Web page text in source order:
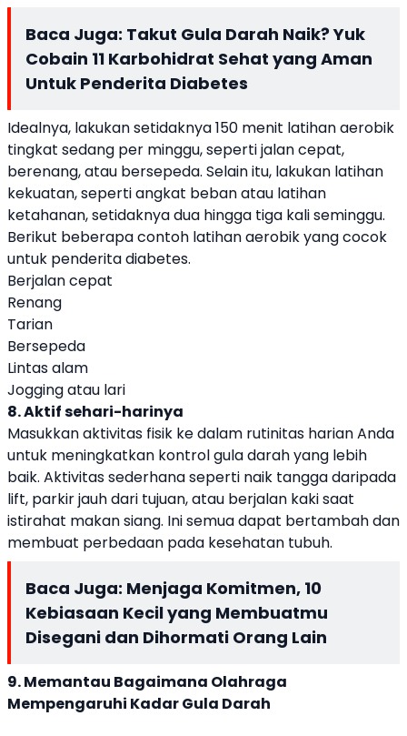
Baca Juga: Takut Gula Darah Naik? Yuk
Cobain 11 Karbohidrat Sehat yang Aman
Untuk Penderita Diabetes
Idealnya, lakukan setidaknya 150 menit latihan aerobik
tingkat sedang per minggu, seperti jalan cepat,
berenang, atau bersepeda. Selain itu, lakukan latihan
kekuatan, seperti angkat beban atau latihan
ketahanan, setidaknya dua hingga tiga kali seminggu.
Berikut beberapa contoh latihan aerobik yang cocok
untuk penderita diabetes.
Berjalan cepat
Renang
Tarian
Bersepeda
Lintas alam
Jogging atau lari
8. Aktif sehari-harinya
Masukkan aktivitas fisik ke dalam rutinitas harian Anda
untuk meningkatkan kontrol gula darah yang lebih
baik. Aktivitas sederhana seperti naik tangga daripada
lift, parkir jauh dari tujuan, atau berjalan kaki saat
istirahat makan siang. Ini semua dapat bertambah dan
membuat perbedaan pada kesehatan tubuh.
Baca Juga: Menjaga Komitmen, 10
Kebiasaan Kecil yang Membuatmu
Disegani dan Dihormati Orang Lain
9. Memantau Bagaimana Olahraga
Mempengaruhi Kadar Gula Darah